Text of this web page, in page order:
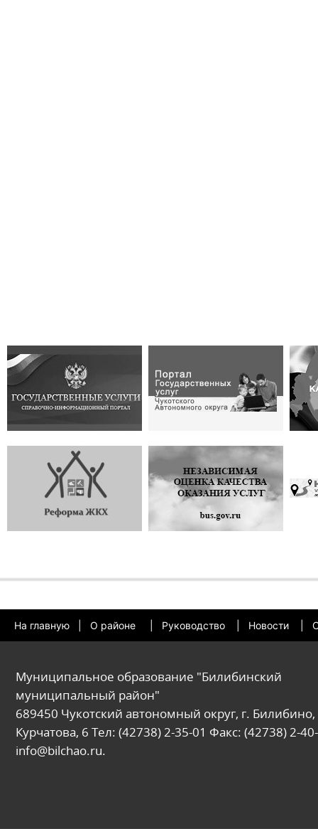
На главную О районе Руководство Новости
Муниципальное образование "Билибинский
муниципальный район"
689450 Чукотский автономный округ, г. Билибино,
Курчатова, 6 Тел: (42738) 2-35-01 Факс: (42738) 2-
info@bilchao.ru.